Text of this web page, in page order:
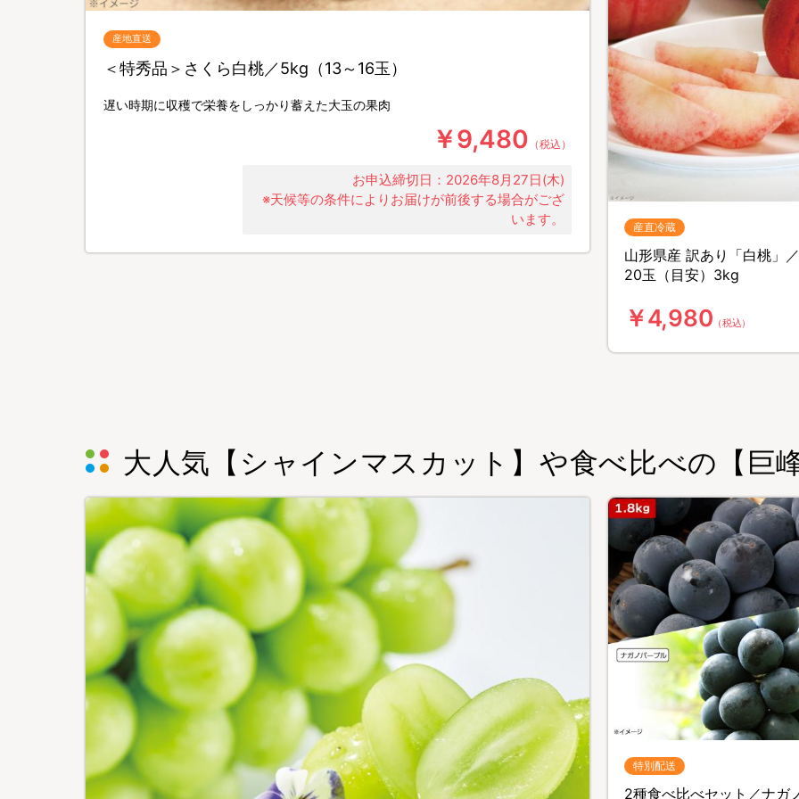
産地直送
＜特秀品＞さくら白桃／5kg（13～16玉）
遅い時期に収穫で栄養をしっかり蓄えた大玉の果肉
￥9,480 （税込）
お申込締切日：2026年8月27日(木)
※天候等の条件によりお届けが前後する場合がござ
います。
産直冷蔵
山形県産 訳あり「白桃」
20玉（目安）3kg
￥4,980 （税込）
大人気【シャインマスカット】や食べ比べの【巨
特別配送
2種食べ比べセット／ナガ